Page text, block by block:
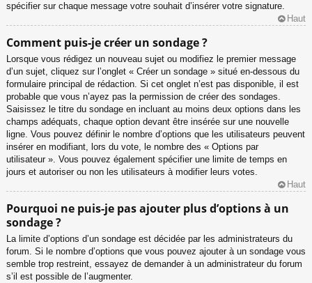
spécifier sur chaque message votre souhait d’insérer votre signature.
Haut
Comment puis-je créer un sondage ?
Lorsque vous rédigez un nouveau sujet ou modifiez le premier message
d’un sujet, cliquez sur l’onglet « Créer un sondage » situé en-dessous du
formulaire principal de rédaction. Si cet onglet n’est pas disponible, il est
probable que vous n’ayez pas la permission de créer des sondages.
Saisissez le titre du sondage en incluant au moins deux options dans les
champs adéquats, chaque option devant être insérée sur une nouvelle
ligne. Vous pouvez définir le nombre d’options que les utilisateurs peuvent
insérer en modifiant, lors du vote, le nombre des « Options par
utilisateur ». Vous pouvez également spécifier une limite de temps en
jours et autoriser ou non les utilisateurs à modifier leurs votes.
Haut
Pourquoi ne puis-je pas ajouter plus d’options à un
sondage ?
La limite d’options d’un sondage est décidée par les administrateurs du
forum. Si le nombre d’options que vous pouvez ajouter à un sondage vous
semble trop restreint, essayez de demander à un administrateur du forum
s’il est possible de l’augmenter.